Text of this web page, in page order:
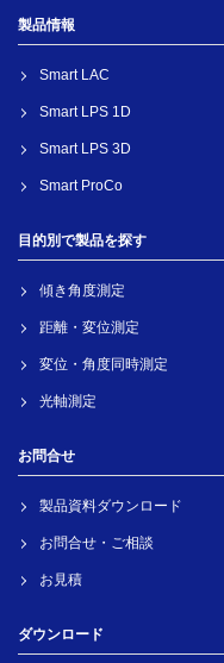
製品情報
Smart LAC
Smart LPS 1D
Smart LPS 3D
Smart ProCo
目的別で製品を探す
傾き角度測定
距離・変位測定
変位・角度同時測定
光軸測定
お問合せ
製品資料ダウンロード
お問合せ・ご相談
お見積
ダウンロード